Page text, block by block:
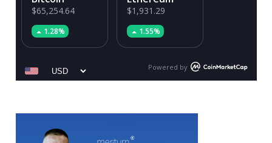
$65,254.64
1.28%
$1,931.29
1.55%
Powered by